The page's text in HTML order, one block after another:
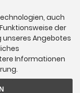
| Template © 2009-2026 by
auch
der
unseres Angebotes
Informationen